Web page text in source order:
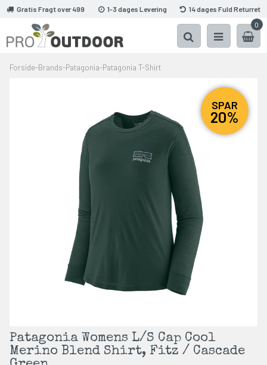
Gratis Fragt over 499 1-3 dages Levering
14 dages Fuld Returret
0
Forside-Brands-Patagonia-Patagonia T-Shirt
SPAR
20%
Patagonia Womens L/S Cap Cool
Merino Blend Shirt, Fitz / Cascade